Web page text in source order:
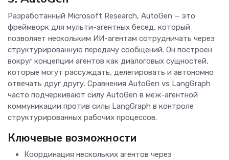
Разработанный Microsoft Research, AutoGen — это
фреймворк для мульти-агентных бесед, который
позволяет нескольким ИИ-агентам сотрудничать через
структурированную передачу сообщений. Он построен
вокруг концепции агентов как диалоговых сущностей,
которые могут рассуждать, делегировать и автономно
отвечать друг другу. Сравнения AutoGen vs LangGraph
часто подчеркивают силу AutoGen в меж-агентной
коммуникации против силы LangGraph в контроле
структурированных рабочих процессов.
Ключевые возможности
Координация нескольких агентов через